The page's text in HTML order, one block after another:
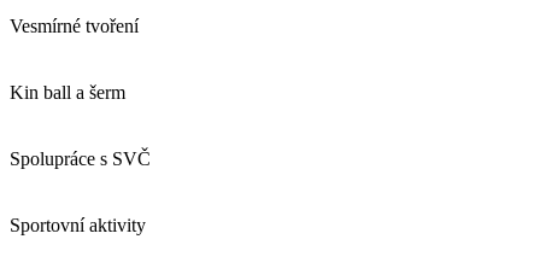
Vesmírné tvoření
Kin ball a šerm
Spolupráce s SVČ
Sportovní aktivity